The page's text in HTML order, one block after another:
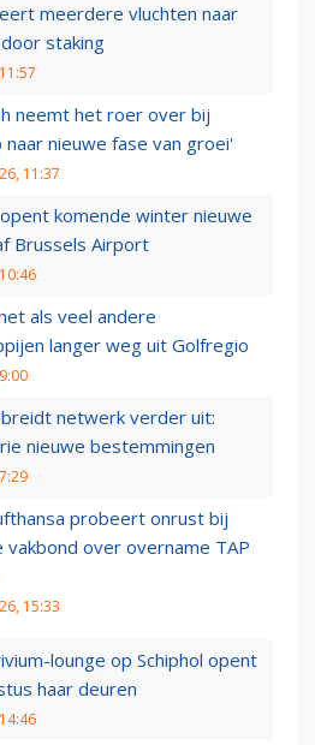
meerdere vluchten naar
staking
neemt het roer over bij
naar nieuwe fase van groei'
11:37
komende winter nieuwe
Brussels Airport
als veel andere
langer weg uit Golfregio
breidt netwerk verder uit:
nieuwe bestemmingen
probeert onrust bij
vakbond over overname TAP
15:33
lounge op Schiphol opent
haar deuren